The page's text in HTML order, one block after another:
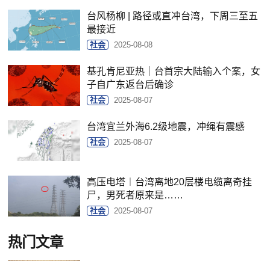
台风杨柳 | 路径或直冲台湾，下周三至五
最接近
社会 2025-08-08
基孔肯尼亚热｜台首宗大陆输入个案，女
子自广东返台后确诊
社会 2025-08-07
台湾宜兰外海6.2级地震，冲绳有震感
社会 2025-08-07
高压电塔︱台湾离地20层楼电缆离奇挂
尸，男死者原来是……
社会 2025-08-07
热门文章